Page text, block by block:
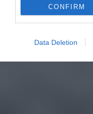
CONFIRM
Data Deletion